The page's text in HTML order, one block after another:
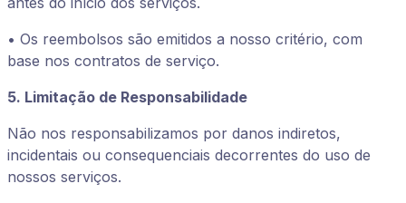
• Os reembolsos são emitidos a nosso critério, com
base nos contratos de serviço.
5. Limitação de Responsabilidade
Não nos responsabilizamos por danos indiretos,
incidentais ou consequenciais decorrentes do uso de
nossos serviços.